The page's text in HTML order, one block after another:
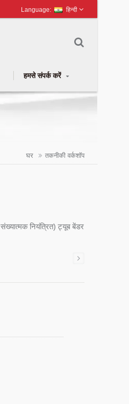
हिन्दी
हमसे संपर्क करें
घर तकनीकी वर्कशॉप
नियंत्रित) ट्यूब बेंडर